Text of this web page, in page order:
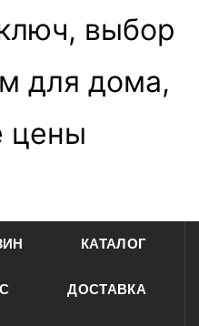
выбор
для дома,
цены
КАТАЛОГ
ДОСТАВКА